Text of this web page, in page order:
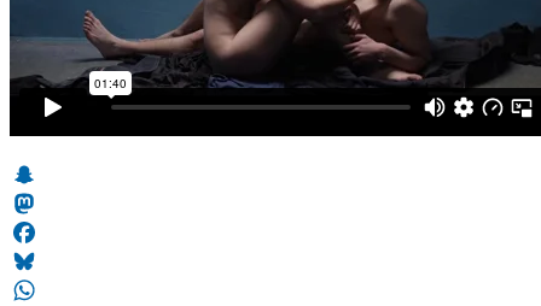
Snapchat
Mastodon
Facebook
Bluesky